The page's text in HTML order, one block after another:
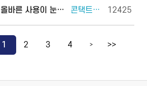
콘택트렌즈, 올바른 사용이 눈 건강을 지킵니다! 콘택트렌즈 외 2건 12425
1 2 3 4 > >>